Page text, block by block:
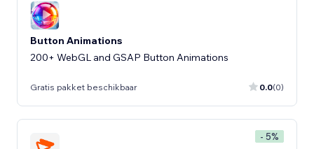
Button Animations
200+ WebGL and GSAP Button Animations
Gratis pakket beschikbaar 0.0(0)
- 5%